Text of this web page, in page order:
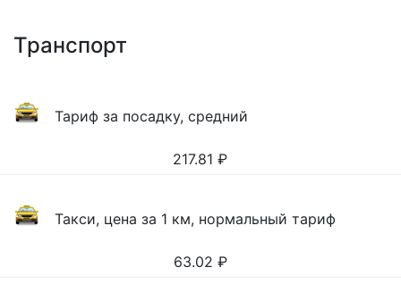
Транспорт
Тариф за посадку, средний
217.81 ₽
Такси, цена за 1 км, нормальный тариф
63.02 ₽